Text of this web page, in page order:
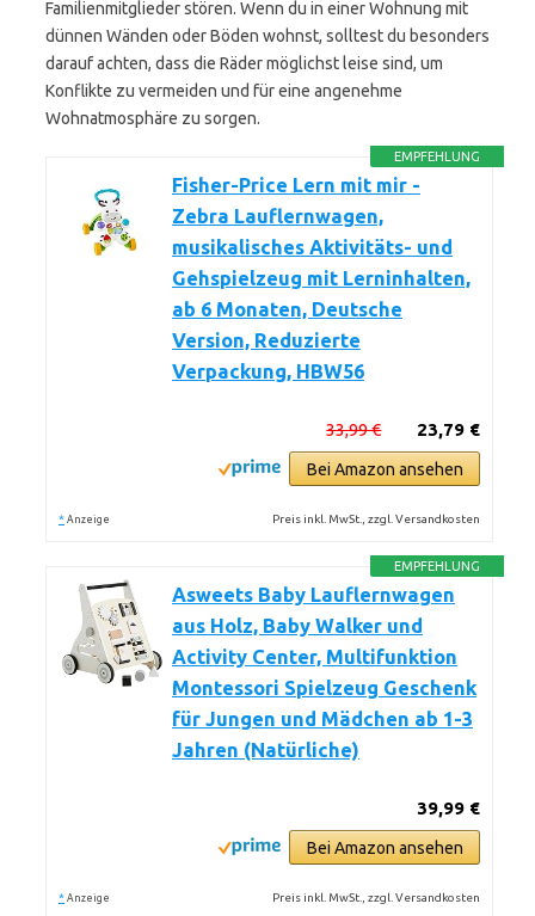
Familienmitglieder stören. Wenn du in einer Wohnung mit
dünnen Wänden oder Böden wohnst, solltest du besonders
darauf achten, dass die Räder möglichst leise sind, um
Konflikte zu vermeiden und für eine angenehme
Wohnatmosphäre zu sorgen.
EMPFEHLUNG
Fisher-Price Lern mit mir -
Zebra Lauflernwagen,
musikalisches Aktivitäts- und
Gehspielzeug mit Lerninhalten,
ab 6 Monaten, Deutsche
Version, Reduzierte
Verpackung, HBW56
23,79 €
33,99 €
Bei Amazon ansehen
* Anzeige Preis inkl. MwSt., zzgl. Versandkosten
EMPFEHLUNG
Asweets Baby Lauflernwagen
aus Holz, Baby Walker und
Activity Center, Multifunktion
Montessori Spielzeug Geschenk
für Jungen und Mädchen ab 1-3
Jahren (Natürliche)
39,99 €
Bei Amazon ansehen
* Anzeige Preis inkl. MwSt., zzgl. Versandkosten